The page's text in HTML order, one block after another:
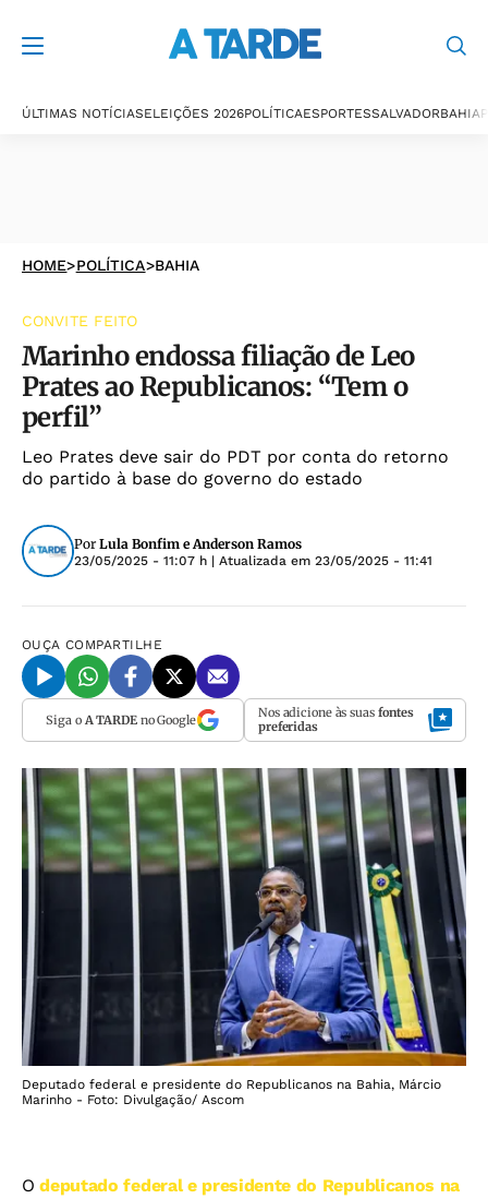
ÚLTIMAS NOTÍCIASELEIÇÕES 2026POLÍTICAESPORTESSALVADORBAHIA
HOME>POLÍTICA>BAHIA
CONVITE FEITO
Marinho endossa filiação de Leo
Prates ao Republicanos: “Tem o
perfil”
Leo Prates deve sair do PDT por conta do retorno
do partido à base do governo do estado
Por Lula Bonfim e Anderson Ramos
23/05/2025 - 11:07 h | Atualizada em 23/05/2025 - 11:41
OUÇA COMPARTILHE
Siga o A TARDEno Google Nos adicione às suas fontes
preferidas
Deputado federal e presidente do Republicanos na Bahia, Márcio
Marinho - Foto: Divulgação/ Ascom
Odeputado federal e presidente do Republicanos na